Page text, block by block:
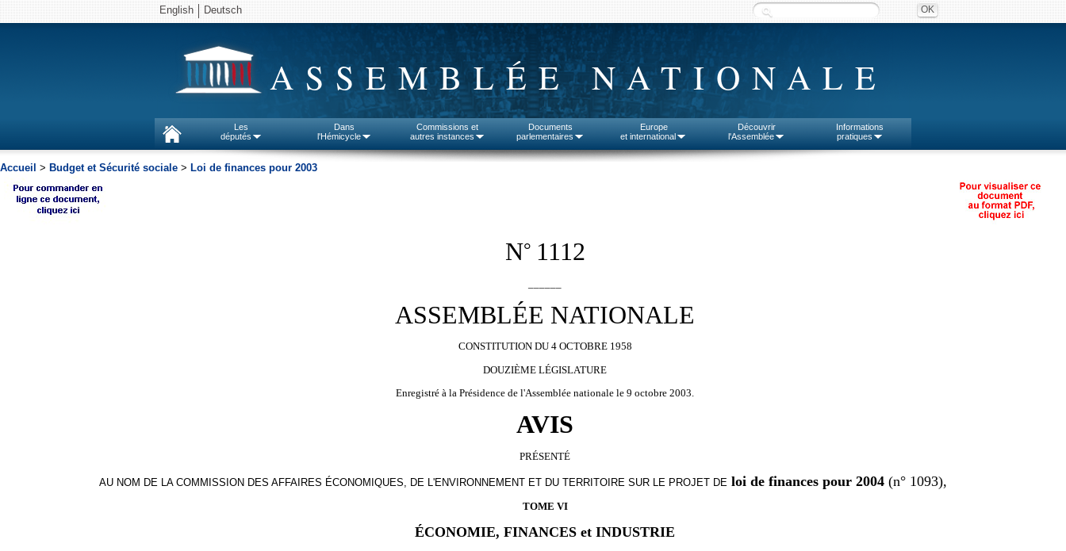
English Deutsch
ASSEMBLÉE NATIONALE
Les
députés
Dans
l'Hémicycle
Commissions et
autres instances
Documents
parlementaires
Europe
et international
Découvrir
l'Assemblée
Informations
pratiques
Accueil > Budget et Sécurité sociale > Loi de finances pour 2003
N° 1112
ASSEMBLÉE NATIONALE
CONSTITUTION DU 4 OCTOBRE 1958
DOUZIÈME LÉGISLATURE
Enregistré à la Présidence de l'Assemblée nationale le 9 octobre 2003.
AVIS
PRÉSENTÉ
AU NOM DE LA COMMISSION DES AFFAIRES ÉCONOMIQUES, DE L'ENVIRONNEMENT ET DU TERRITOIRE SUR LE PROJET DE loi de finances pour 2004 (n° 1093),
TOME VI
ÉCONOMIE, FINANCES et INDUSTRIE